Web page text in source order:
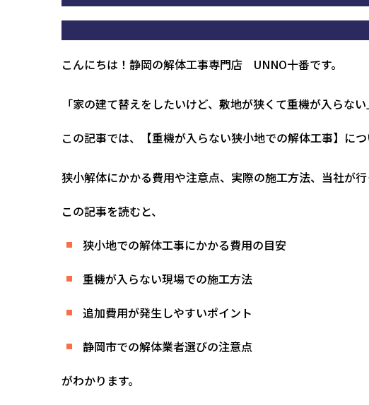
こんにちは！静岡の解体工事専門店 UNNO十番です。
「家の建て替えをしたいけど、敷地が狭くて重機が入ら
この記事では、【重機が入らない狭小地での解体工事】につ
狭小解体にかかる費用や注意点、実際の施工方法、当社が
この記事を読むと、
狭小地での解体工事にかかる費用の目安
重機が入らない現場での施工方法
追加費用が発生しやすいポイント
静岡市での解体業者選びの注意点
がわかります。